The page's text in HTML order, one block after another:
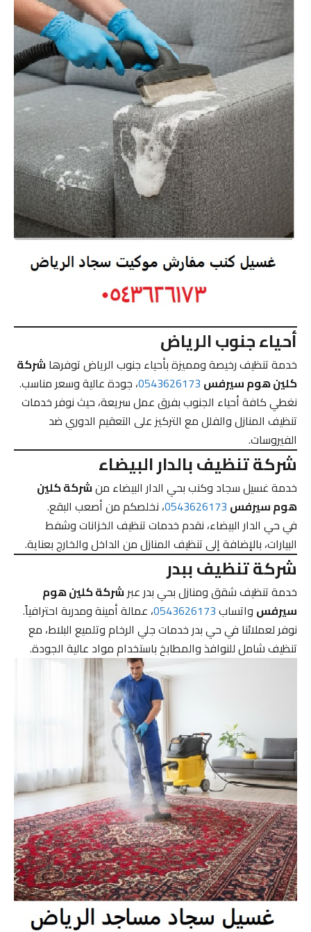
أحياء جنوب الرياض
خدمة تنظيف رخيصة ومميزة بأحياء جنوب الرياض توفرهاشركة
كلين هوم سيرفس0543626173، جودة عالية وسعر مناسب.
نغطي كافة أحياء الجنوب بفرق عمل سريعة، حيث نوفر خدمات
تنظيف المنازل والفلل مع التركيز على التعقيم الدوري ضد
الفيروسات.
شركة تنظيف بالدار البيضاء
خدمة غسيل سجاد وكنب بحي الدار البيضاء منشركة كلين
هوم سيرفس0543626173، نخلصكم من أصعب البقع.
في حي الدار البيضاء، نقدم خدمات تنظيف الخزانات وشفط
البيارات، بالإضافة إلى تنظيف المنازل من الداخل والخارج بعناية.
شركة تنظيف ببدر
خدمة تنظيف شقق ومنازل بحي بدر عبرشركة كلين هوم
سيرفسواتساب0543626173، عمالة أمينة ومدربة احترافياً.
نوفر لعملائنا في حي بدر خدمات جلي الرخام وتلميع البلاط، مع
تنظيف شامل للنوافذ والمطابخ باستخدام مواد عالية الجودة.